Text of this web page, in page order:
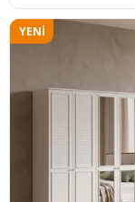
YENI